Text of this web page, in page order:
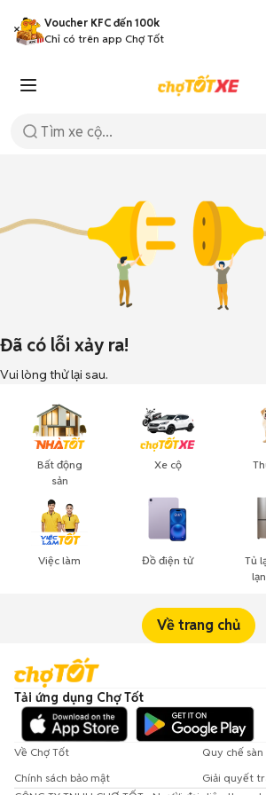
Voucher KFC đến 100k
Chỉ có trên app Chợ Tốt
Đã có lỗi xảy ra!
Vui lòng thử lại sau.
Bất động
sản
Việc làm
Xe cộ
Đồ điện tử
Tủ
Về trang chủ
Tải ứng dụng Chợ Tốt
Về Chợ Tốt
Quy chế sàn
Chính sách bảo mật
Giải quyết